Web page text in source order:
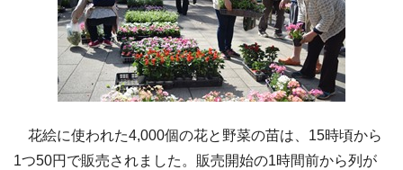
花絵に使われた4,000個の花と野菜の苗は、15時頃から
1つ50円で販売されました。販売開始の1時間前から列が